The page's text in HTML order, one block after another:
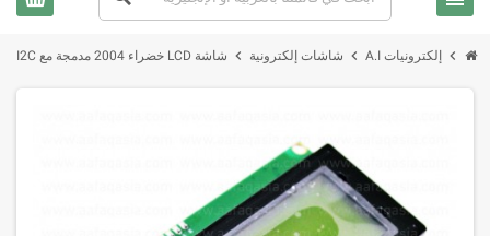
chevron_right إلكترونيات A.I chevron_right شاشات إلكترونية chevron_right شاشة LCD خضراء 2004 مدمجة مع I2C